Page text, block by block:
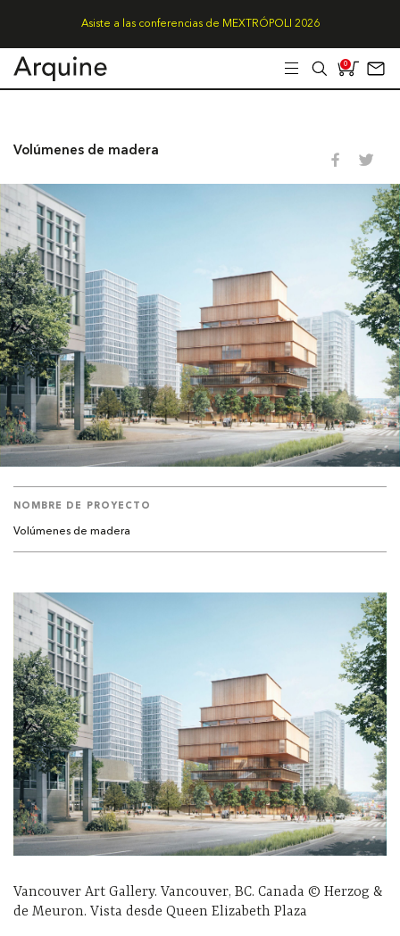
Asiste a las conferencias de MEXTRÓPOLI 2026
0
Volúmenes de madera
NOMBRE DE PROYECTO
Volúmenes de madera
Vancouver Art Gallery. Vancouver, BC. Canada © Herzog &
de Meuron. Vista desde Queen Elizabeth Plaza